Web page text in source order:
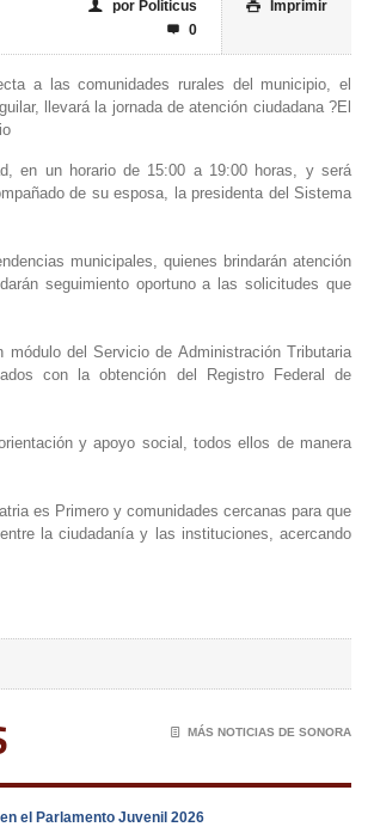
 Imprimir
👤 por Politicus
 0
a las comunidades rurales del municipio, el
llevará la jornada de atención ciudadana ?El
en un horario de 15:00 a 19:00 horas, y será
de su esposa, la presidenta del Sistema
municipales, quienes brindarán atención
seguimiento oportuno a las solicitudes que
del Servicio de Administración Tributaria
con la obtención del Registro Federal de
y apoyo social, todos ellos de manera
es Primero y comunidades cercanas para que
la ciudadanía y las instituciones, acercando
📄 MÁS NOTICIAS DE SONORA
el Parlamento Juvenil 2026